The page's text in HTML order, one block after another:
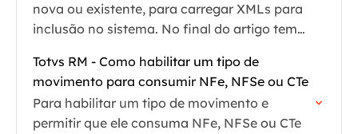
nova ou existente, para carregar XMLs para
inclusão no sistema. No final do artigo tem
Totvs RM - Como habilitar um tipo de
movimento para consumir NFe, NFSe ou CTe
Para habilitar um tipo de movimento e
permitir que ele consuma NFe, NFSe ou CTe